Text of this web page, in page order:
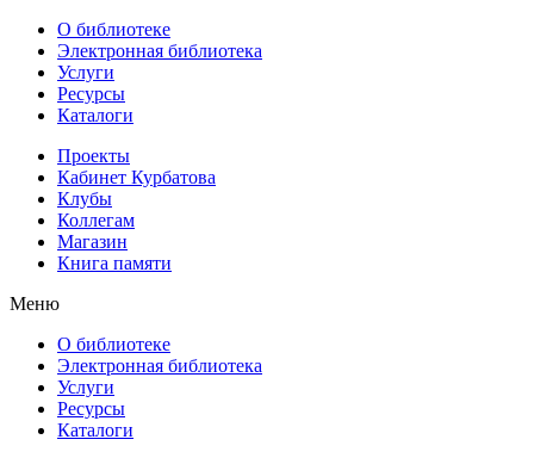
О библиотеке
Электронная библиотека
Услуги
Ресурсы
Каталоги
Проекты
Кабинет Курбатова
Клубы
Коллегам
Магазин
Книга памяти
Меню
О библиотеке
Электронная библиотека
Услуги
Ресурсы
Каталоги